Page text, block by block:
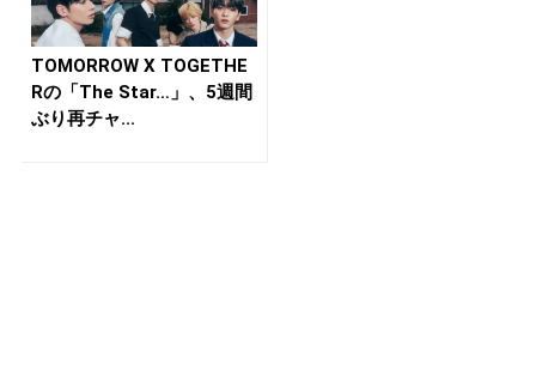
TOMORROW X TOGETHE
Rの「The Star…」、5週間
ぶり再チャ...